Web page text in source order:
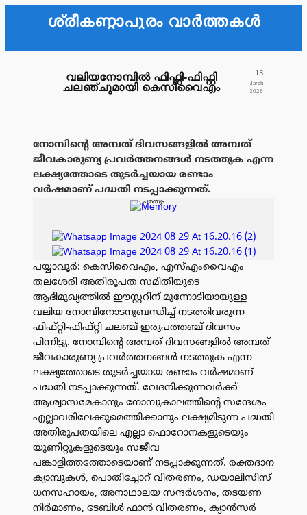
ശ്രീകണ്ഠാപുരം വാർത്തകൾ
വലിയനോമ്പിൽ ഫിഫ്റ്റി-ഫിഫ്റ്റി
ചലഞ്ചുമായി കെസിവൈഎം
13
March
2026
നോമ്പിന്റെ അമ്പത് ദിവസങ്ങളിൽ അമ്പത്
ജീവകാരുണ്യ പ്രവർത്തനങ്ങൾ നടത്തുക എന്ന
ലക്ഷ്യത്തോടെ തുടർച്ചയായ രണ്ടാം
വർഷമാണ് പദ്ധതി നടപ്പാക്കുന്നത്.
പരസ്യം
പയ്യാവൂർ: കെസിവൈഎം, എസ്എംവൈഎം
തലശേരി അതിരൂപത സമിതിയുടെ
ആഭിമുഖ്യത്തിൽ ഈസ്റ്ററിന് മുന്നോടിയായുള്ള
വലിയ നോമ്പിനോടനുബന്ധിച്ച് നടത്തിവരുന്ന
ഫിഫ്റ്റി-ഫിഫ്റ്റി ചലഞ്ച് ഇരുപത്തഞ്ച് ദിവസം
പിന്നിട്ടു. നോമ്പിന്റെ അമ്പത് ദിവസങ്ങളിൽ അമ്പത്
ജീവകാരുണ്യ പ്രവർത്തനങ്ങൾ നടത്തുക എന്ന
ലക്ഷ്യത്തോടെ തുടർച്ചയായ രണ്ടാം വർഷമാണ്
പദ്ധതി നടപ്പാക്കുന്നത്. വേദനിക്കുന്നവർക്ക്
ആശ്വാസമേകാനും നോമ്പുകാലത്തിന്റെ സന്ദേശം
എല്ലാവരിലേക്കുമെത്തിക്കാനും ലക്ഷ്യമിടുന്ന പദ്ധതി
അതിരൂപതയിലെ എല്ലാ ഫൊറോനകളുടെയും
യൂണിറ്റുകളുടെയും സജീവ
പങ്കാളിത്തത്തോടെയാണ് നടപ്പാക്കുന്നത്. രക്തദാന
ക്യാമ്പുകൾ, പൊതിച്ചോറ് വിതരണം, ഡയാലിസിസ്
ധനസഹായം, അനാഥാലയ സന്ദർശനം, തടയണ
നിർമാണം, ടേബിൾ ഫാൻ വിതരണം, ക്യാൻസർ